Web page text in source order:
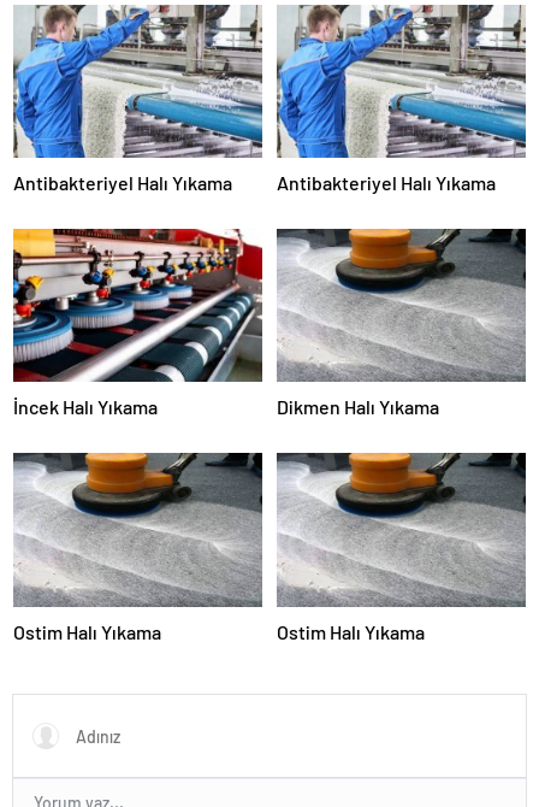
Antibakteriyel Halı Yıkama Antibakteriyel Halı Yıkama
İncek Halı Yıkama Dikmen Halı Yıkama
Ostim Halı Yıkama Ostim Halı Yıkama